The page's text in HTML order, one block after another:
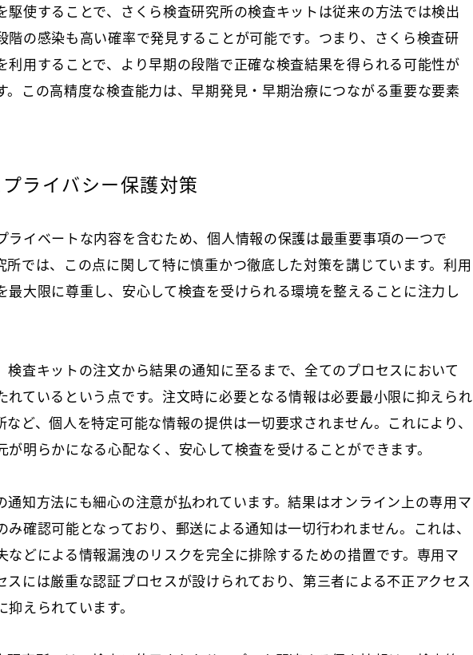
駆使することで、さくら検査研究所の検査キットは従来の方法では検出
階の感染も高い確率で発見することが可能です。つまり、さくら検査研
利用することで、より早期の段階で正確な検査結果を得られる可能性が
。この高精度な検査能力は、早期発見・早期治療につながる重要な要素
ライバシー保護対策
ライベートな内容を含むため、個人情報の保護は最重要事項の一つで
所では、この点に関して特に慎重かつ徹底した対策を講じています。利用
最大限に尊重し、安心して検査を受けられる環境を整えることに注力し
検査キットの注文から結果の通知に至るまで、全てのプロセスにおいて
れているという点です。注文時に必要となる情報は必要最小限に抑えられ
など、個人を特定可能な情報の提供は一切要求されません。これにより、
が明らかになる心配なく、安心して検査を受けることができます。
通知方法にも細心の注意が払われています。結果はオンライン上の専用マ
み確認可能となっており、郵送による通知は一切行われません。これは、
などによる情報漏洩のリスクを完全に排除するための措置です。専用マ
スには厳重な認証プロセスが設けられており、第三者による不正アクセス
えられています。